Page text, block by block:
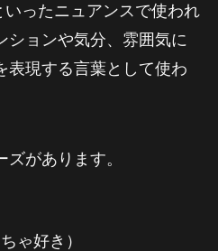
ったニュアンスで使われ
ションや気分、雰囲気に
表現する言葉として使わ
があります。
ゃ好き）